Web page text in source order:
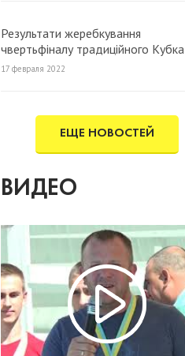
Результати жеребкування
чвертьфіналу традиційного Кубка
МФК «Продексім» з футзалу 2022
17 февраля 2022
ЕЩЕ НОВОСТЕЙ
ВИДЕО